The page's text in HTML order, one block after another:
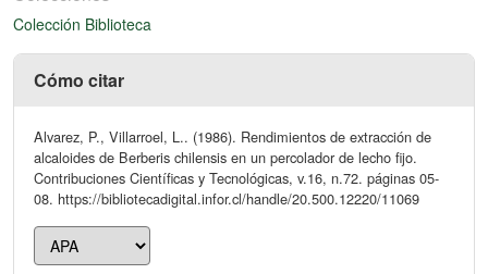
Colección Biblioteca
Cómo citar
Alvarez, P., Villarroel, L.. (1986). Rendimientos de extracción de
alcaloides de Berberis chilensis en un percolador de lecho fijo.
Contribuciones Científicas y Tecnológicas, v.16, n.72. páginas 05-
08. https://bibliotecadigital.infor.cl/handle/20.500.12220/11069